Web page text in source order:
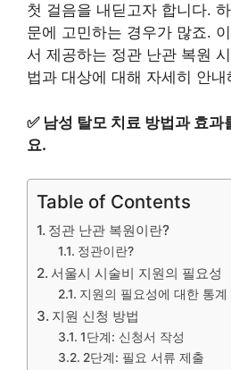
첫 걸음을 내딛고자 합니다.
문에 고민하는 경우가 많죠.
서 제공하는 정관 난관 복원
법과 대상에 대해 자세히 안
✅ 남성 탈모 치료 방법과 효과
요.
Table of Contents
정관 난관 복원이란?
정관이란?
서울시 시술비 지원의 필요성
지원의 필요성에 대한 통계
지원 신청 방법
1단계: 신청서 작성
2단계: 필요 서류 제출